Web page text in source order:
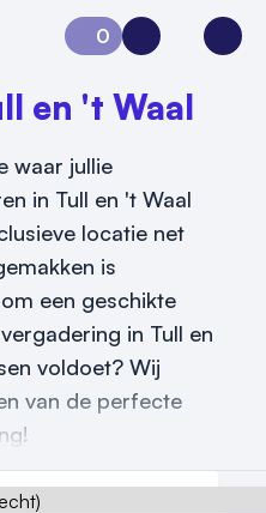
0
Aanvraag 0Inloggen
en 't Waal
waar jullie
in Tull en 't Waal
locatie net
is
een geschikte
in Tull en
voldoet? Wij
van de perfecte